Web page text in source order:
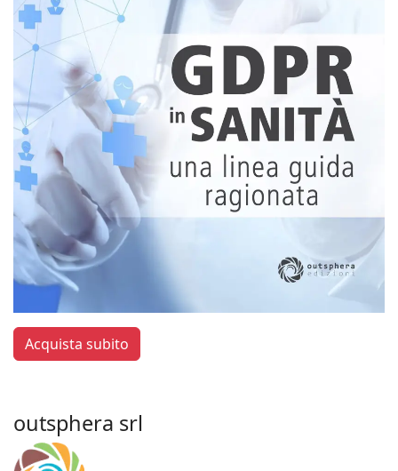
Acquista subito
outsphera srl